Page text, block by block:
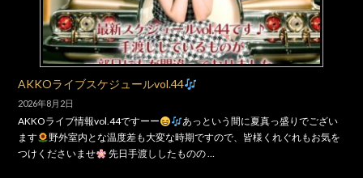
AKKOライブスケジュールvol.44
2026年8月2日
AKKOライブ情報vol.44ですーー
あっという間に夏真っ盛りでござい
ます
野外室内とな温度差も大変な時期ですので、皆様くれぐれもお気を
つけくださいませ
先日手渡ししたものの …